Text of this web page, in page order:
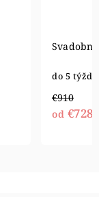
do 5
€910
od €728